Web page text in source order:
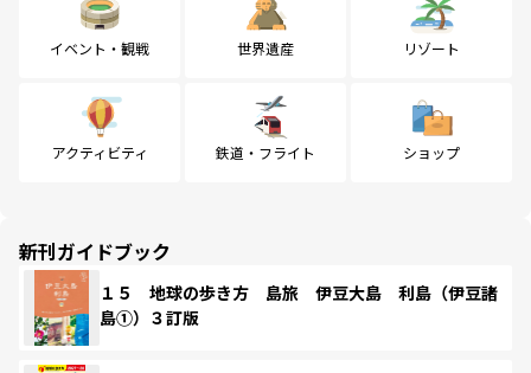
イベント・観戦 世界遺産 リゾート
アクティビティ 鉄道・フライト ショップ
新刊ガイドブック
１５ 地球の歩き方 島旅 伊豆大島 利島（伊豆諸
島①）３訂版